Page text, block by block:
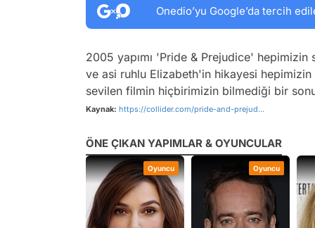
Onedio’yu Google’da tercih
2005 yapımı 'Pride & Prejudice'
ve asi ruhlu Elizabeth'in hikayesi
sevilen filmin hiçbirimizin bilmediği bir
Kaynak: https://collider.com/pride-and-prejud...
ÖNE ÇIKAN YAPIMLAR & OYUNCULAR
Oyuncu Oyuncu